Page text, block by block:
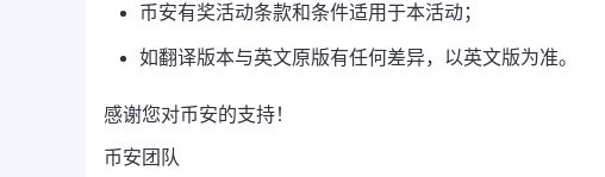
币安有奖活动条款和条件适用于本活动；
如翻译版本与英文原版有任何差异，以英文版为准。
感谢您对币安的支持！
币安团队